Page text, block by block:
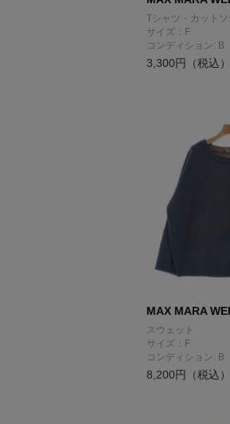
Tシャツ・カットソ
サイズ：F
コンディション: B
3,300円（税込）
MAX MARA
スウェット
サイズ：F
コンディション: B
8,200円（税込）